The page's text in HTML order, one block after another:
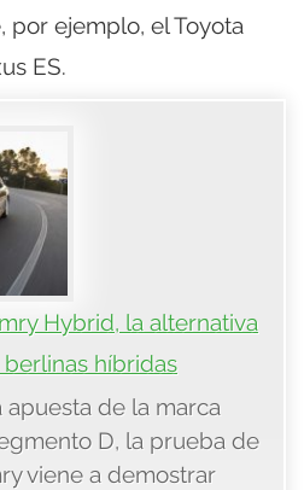
por ejemplo, el Toyota
ES.
Hybrid, la alternativa
híbridas
de la marca
D, la prueba de
viene a demostrar